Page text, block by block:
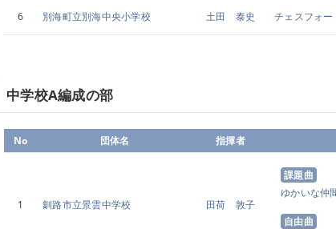
6 別海町立別海中央小学校 土田 泰史 チェスフォー
中学校A編成の部
No 団体名 指揮者
1 釧路市立景雲中学校 田荷 敦子
課題曲
ゆかいな仲
自由曲